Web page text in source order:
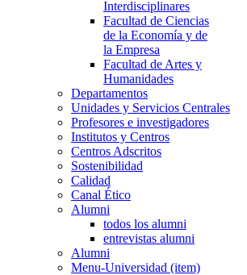
Interdisciplinares
Facultad de Ciencias
de la Economía y de
la Empresa
Facultad de Artes y
Humanidades
Departamentos
Unidades y Servicios Centrales
Profesores e investigadores
Institutos y Centros
Centros Adscritos
Sostenibilidad
Calidad
Canal Ético
Alumni
todos los alumni
entrevistas alumni
Alumni
Menu-Universidad (item)